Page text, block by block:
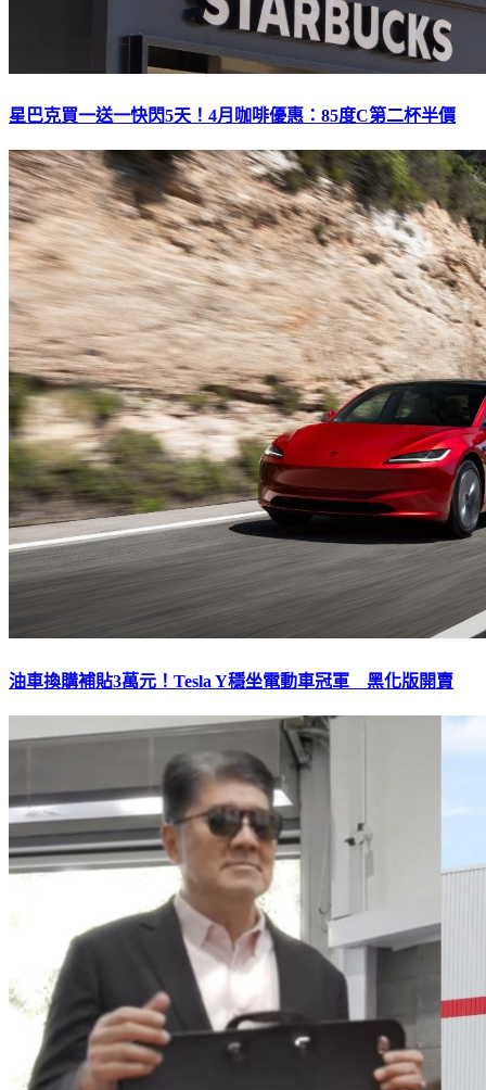
星巴克買一送一快閃5天！4月咖啡優惠：85度C第二杯半價
油車換購補貼3萬元！Tesla Y穩坐電動車冠軍 黑化版開賣